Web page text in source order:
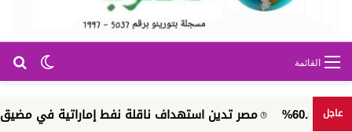
الوضع القائمة
عاجل مصر تدين استهداف ناقلة نفط إماراتية في مضيق هرمز